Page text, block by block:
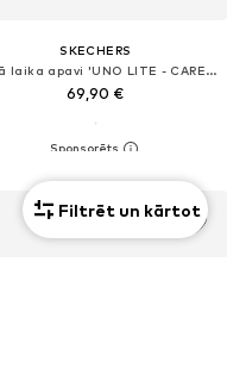
SKECHERS
Brīvā laika apavi 'UNO LITE - CARE BEARS BFFS'
69,90 €
Filtrēt un kārtot